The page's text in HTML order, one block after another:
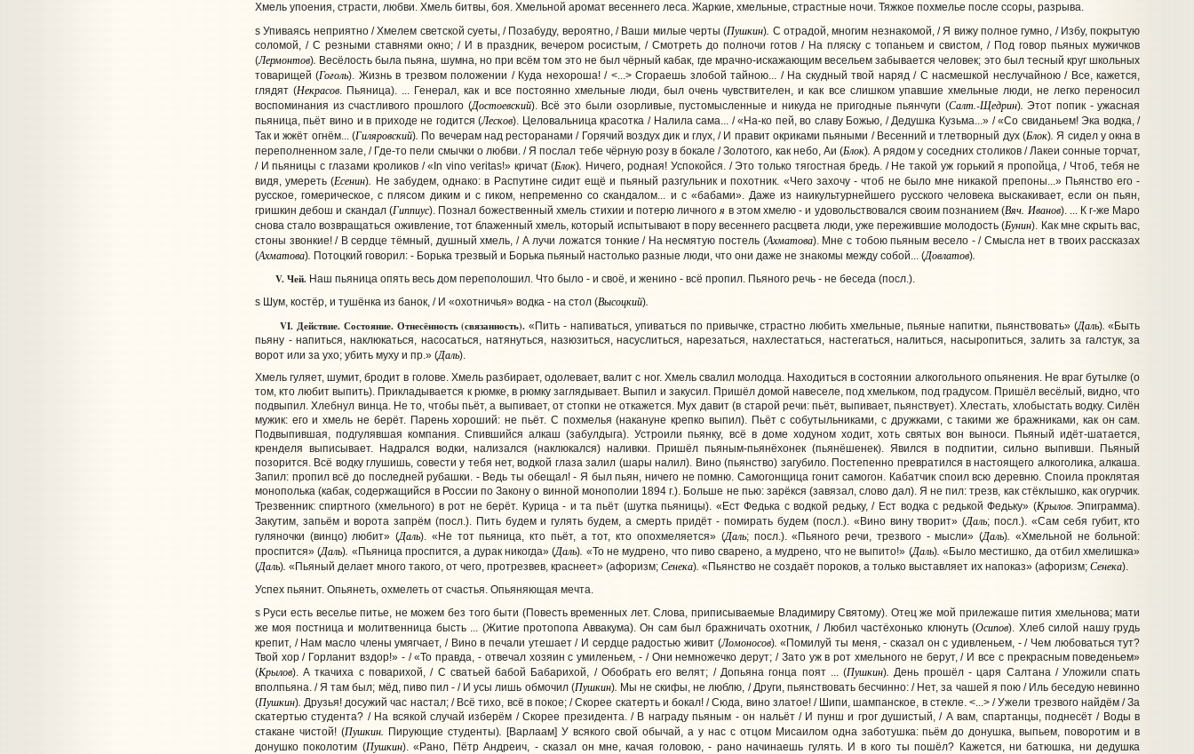
Хмель упоения, страсти, любви. Хмель битвы, боя. Хмельной аромат весеннего леса. Жаркие, хмельные, страстные ночи. Тяжкое похмелье после ссоры, разрыва.
s Упиваясь неприятно / Хмелем светской суеты, / Позабуду, вероятно, / Ваши милые черты (Пушкин). С отрадой, многим незнакомой, / Я вижу полное гумно, / Избу, покрытую
соломой, / С резными ставнями окно; / И в праздник, вечером росистым, / Смотреть до полночи готов / На пляску с топаньем и свистом, / Под говор пьяных мужичков
(Лермонтов). Весёлость была пьяна, шумна, но при всём том это не был чёрный кабак, где мрачно-искажающим весельем забывается человек; это был тесный круг школьных
товарищей (Гоголь). Жизнь в трезвом положении / Куда нехороша! / <...> Сгораешь злобой тайною... / На скудный твой наряд / С насмешкой неслучайною / Все, кажется,
глядят (Некрасов. Пьяница). ... Генерал, как и все постоянно хмельные люди, был очень чувствителен, и как все слишком упавшие хмельные люди, не легко переносил
воспоминания из счастливого прошлого (Достоевский). Всё это были озорливые, пустомысленные и никуда не пригодные пьянчуги (Салт.-Щедрин). Этот попик - ужасная
пьяница, пьёт вино и в приходе не годится (Лесков). Целовальница красотка / Налила сама... / «На-ко пей, во славу Божью, / Дедушка Кузьма...» / «Со свиданьем! Эка водка, /
Так и жжёт огнём... (Гиляровский). По вечерам над ресторанами / Горячий воздух дик и глух, / И правит окриками пьяными / Весенний и тлетворный дух (Блок). Я сидел у окна в
переполненном зале, / Где-то пели смычки о любви. / Я послал тебе чёрную розу в бокале / Золотого, как небо, Аи (Блок). А рядом у соседних столиков / Лакеи сонные торчат,
/ И пьяницы с глазами кроликов / «In vino veritas!» кричат (Блок). Ничего, родная! Успокойся. / Это только тягостная бредь. / Не такой уж горький я пропойца, / Чтоб, тебя не
видя, умереть (Есенин). Не забудем, однако: в Распутине сидит ещё и пьяный разгульник и похотник. «Чего захочу - чтоб не было мне никакой препоны...» Пьянство его -
русское, гомерическое, с плясом диким и с гиком, непременно со скандалом... и с «бабами». Даже из наикультурнейшего русского человека выскакивает, если он пьян,
гришкин дебош и скандал (Гиппиус). Познал божественный хмель стихии и потерю личногоя в этом хмелю - и удовольствовался своим познанием (Вяч. Иванов). ... К г-же Маро
снова стало возвращаться оживление, тот блаженный хмель, который испытывают в пору весеннего расцвета люди, уже пережившие молодость (Бунин). Как мне скрыть вас,
стоны звонкие! / В сердце тёмный, душный хмель, / А лучи ложатся тонкие / На несмятую постель (Ахматова). Мне с тобою пьяным весело - / Смысла нет в твоих рассказах
(Ахматова). Потоцкий говорил: - Борька трезвый и Борька пьяный настолько разные люди, что они даже не знакомы между собой... (Довлатов).
V.Чей. Наш пьяница опять весь дом переполошил. Что было - и своё, и женино - всё пропил. Пьяного речь - не беседа (посл.).
s Шум, костёр, и тушёнка из банок, / И «охотничья» водка - на стол (Высоцкий).
VI. Действие. Состояние. Отнесённость (связанность). «Пить - напиваться, упиваться по привычке, страстно любить хмельные, пьяные напитки, пьянствовать» (Даль). «Быть
пьяну - напиться, наклюкаться, насосаться, натянуться, назюзиться, насуслиться, нарезаться, нахлестаться, настегаться, налиться, насыропиться, залить за галстук, за
ворот или за ухо; убить муху и пр.» (Даль).
Хмель гуляет, шумит, бродит в голове. Хмель разбирает, одолевает, валит с ног. Хмель свалил молодца. Находиться в состоянии алкогольного опьянения. Не враг бутылке (о
том, кто любит выпить). Прикладывается к рюмке, в рюмку заглядывает. Выпил и закусил. Пришёл домой навеселе, под хмельком, под градусом. Пришёл весёлый, видно, что
подвыпил. Хлебнул винца. Не то, чтобы пьёт, а выпивает, от стопки не откажется. Мух давит (в старой речи: пьёт, выпивает, пьянствует). Хлестать, хлобыстать водку. Силён
мужик: его и хмель не берёт. Парень хороший: не пьёт. С похмелья (накануне крепко выпил). Пьёт с собутыльниками, с дружками, с такими же бражниками, как он сам.
Подвыпившая, подгулявшая компания. Спившийся алкаш (забулдыга). Устроили пьянку, всё в доме ходуном ходит, хоть святых вон выноси. Пьяный идёт-шатается,
кренделя выписывает. Надрался водки, нализался (наклюкался) наливки. Пришёл пьяным-пьянёхонек (пьянёшенек). Явился в подпитии, сильно выпивши. Пьяный
позорится. Всё водку глушишь, совести у тебя нет, водкой глаза залил (шары налил). Вино (пьянство) загубило. Постепенно превратился в настоящего алкоголика, алкаша.
Запил: пропил всё до последней рубашки. - Ведь ты обещал! - Я был пьян, ничего не помню. Самогонщица гонит самогон. Кабатчик споил всю деревню. Споила проклятая
монополька (кабак, содержащийся в России по Закону о винной монополии 1894 г.). Больше не пью: зарёкся (завязал, слово дал). Я не пил: трезв, как стёклышко, как огурчик.
Трезвенник: спиртного (хмельного) в рот не берёт. Курица - и та пьёт (шутка пьяницы). «Ест Федька с водкой редьку, / Ест водка с редькой Федьку» (Крылов. Эпиграмма).
Закутим, запьём и ворота запрём (посл.). Пить будем и гулять будем, а смерть придёт - помирать будем (посл.). «Вино вину творит» (Даль; посл.). «Сам себя губит, кто
гуляночки (винцо) любит» (Даль). «Не тот пьяница, кто пьёт, а тот, кто опохмеляется» (Даль; посл.). «Пьяного речи, трезвого - мысли» (Даль). «Хмельной не больной:
проспится» (Даль). «Пьяница проспится, а дурак никогда» (Даль). «То не мудрено, что пиво сварено, а мудрено, что не выпито!» (Даль). «Было местишко, да отбил хмелишка»
(Даль). «Пьяный делает много такого, от чего, протрезвев, краснеет» (афоризм; Сенека). «Пьянство не создаёт пороков, а только выставляет их напоказ» (афоризм; Сенека).
Успех пьянит. Опьянеть, охмелеть от счастья. Опьяняющая мечта.
s Руси есть веселье питье, не можем без того быти (Повесть временных лет. Слова, приписываемые Владимиру Святому). Отец же мой прилежаше пития хмельнова; мати
же моя постница и молитвенница бысть ... (Житие протопопа Аввакума). Он сам был бражничать охотник, / Любил частёхонько клюнуть (Осипов). Хлеб силой нашу грудь
крепит, / Нам масло члены умягчает, / Вино в печали утешает / И сердце радостью живит (Ломоносов). «Помилуй ты меня, - сказал он с удивленьем, - / Чем любоваться тут?
Твой хор / Горланит вздор!» - / «То правда, - отвечал хозяин с умиленьем, - / Они немножечко дерут; / Зато уж в рот хмельного не берут, / И все с прекрасным поведеньем»
(Крылов). А ткачиха с поварихой, / С сватьей бабой Бабарихой, / Обобрать его велят; / Допьяна гонца поят ... (Пушкин). День прошёл - царя Салтана / Уложили спать
вполпьяна. / Я там был; мёд, пиво пил - / И усы лишь обмочил (Пушкин). Мы не скифы, не люблю, / Други, пьянствовать бесчинно: / Нет, за чашей я пою / Иль беседую невинно
(Пушкин). Друзья! досужий час настал; / Всё тихо, всё в покое; / Скорее скатерть и бокал! / Сюда, вино златое! / Шипи, шампанское, в стекле. <...> / Ужели трезвого найдём / За
скатертью студента? / На всякой случай изберём / Скорее президента. / В награду пьяным - он нальёт / И пунш и грог душистый, / А вам, спартанцы, поднесёт / Воды в
стакане чистой! (Пушкин. Пирующие студенты). [Варлаам] У всякого свой обычай, а у нас с отцом Мисаилом одна заботушка: пьём до донушка, выпьем, поворотим и в
донушко поколотим (Пушкин). «Рано, Пётр Андреич, - сказал он мне, качая головою, - рано начинаешь гулять. И в кого ты пошёл? Кажется, ни батюшка, ни дедушка